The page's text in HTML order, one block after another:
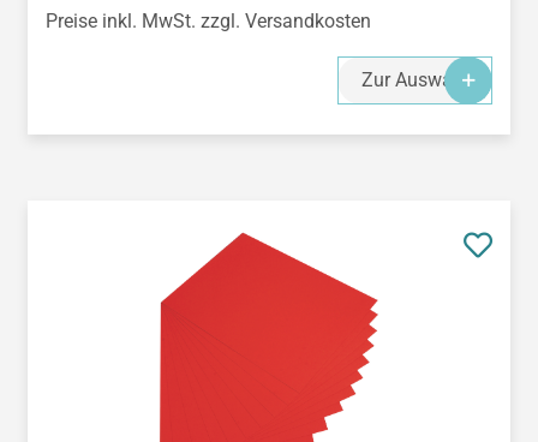
Preise inkl. MwSt. zzgl. Versandkosten
Zur Auswahl